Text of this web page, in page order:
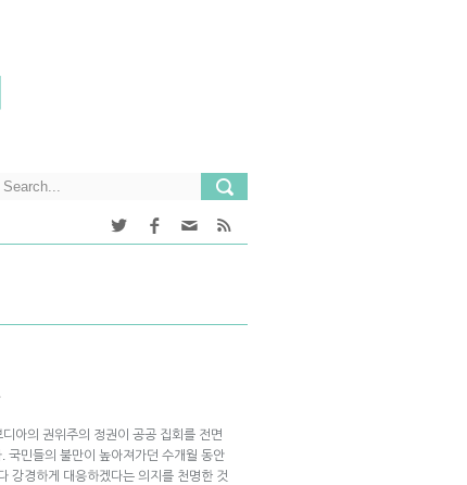
아의 권위주의 정권이 공공 집회를 전면
국민들의 불만이 높아져가던 수개월 동안
강경하게 대응하겠다는 의지를 천명한 것